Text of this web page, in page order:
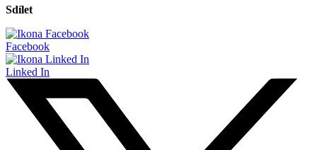
Sdílet
Facebook
Linked In